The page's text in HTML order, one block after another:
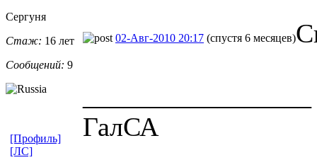
Сергуня
Стаж: 16 лет
Сообщений: 9
02-Авг-2010 20:17 (спустя 6 месяцев)
ГалСА
[Профиль]
[ЛС]